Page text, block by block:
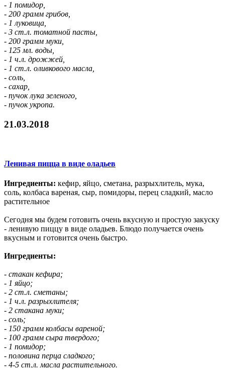
- 1 помидор,
- 200 грамм грибов,
- 1 луковица,
- 3 ст.л. томатной пасты,
- 200 грамм муки,
- 125 мл. воды,
- 1 ч.л. дрожжей,
- 1 ст.л. оливкового масла,
- соль,
- сахар,
- пучок лука зеленого,
- пучок укропа.
21.03.2018
Ленивая пицца в виде оладьев
Ингредиенты: кефир, яйцо, сметана, разрыхлитель, мука,
соль, колбаса вареная, сыр, помидоры, перец сладкий, масло
растительное
Сегодня мы будем готовить очень вкусную и простую закуску
- ленивую пиццу в виде оладьев. Блюдо получается очень
вкусным и готовится очень быстро.
Ингредиенты:
- стакан кефира;
- 1 яйцо;
- 2 ст.л. сметаны;
- 1 ч.л. разрыхлителя;
- 2 стакана муки;
- соль;
- 150 грамм колбасы вареной;
- 100 грамм сыра твердого;
- 1 помидор;
- половина перца сладкого;
- 4-5 ст.л. масла растительного.